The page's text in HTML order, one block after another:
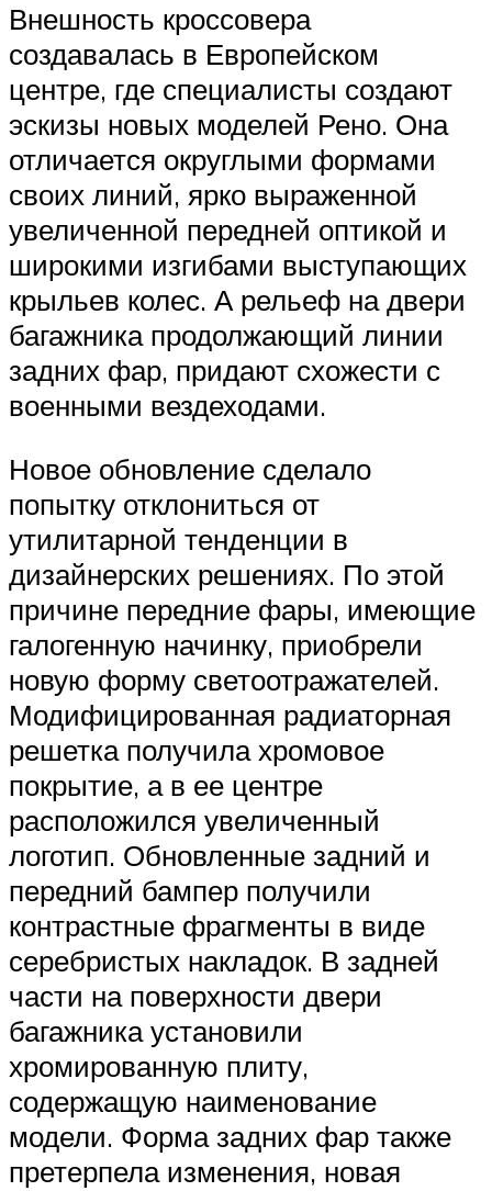
Внешность кроссовера
создавалась в Европейском
центре, где специалисты создают
эскизы новых моделей Рено. Она
отличается округлыми формами
своих линий, ярко выраженной
увеличенной передней оптикой и
широкими изгибами выступающих
крыльев колес. А рельеф на двери
багажника продолжающий линии
задних фар, придают схожести с
военными вездеходами.
Новое обновление сделало
попытку отклониться от
утилитарной тенденции в
дизайнерских решениях. По этой
причине передние фары, имеющие
галогенную начинку, приобрели
новую форму светоотражателей.
Модифицированная радиаторная
решетка получила хромовое
покрытие, а в ее центре
расположился увеличенный
логотип. Обновленные задний и
передний бампер получили
контрастные фрагменты в виде
серебристых накладок. В задней
части на поверхности двери
багажника установили
хромированную плиту,
содержащую наименование
модели. Форма задних фар также
претерпела изменения, новая